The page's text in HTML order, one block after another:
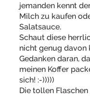
jemanden kennt
Milch zu kaufen
Salatsauce.
Schaut diese
nicht genug davon
Gedanken daran,
meinen Koffer
sich! :-)))))
Die tollen